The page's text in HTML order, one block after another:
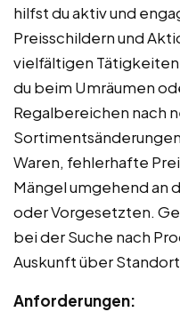
hilfst du aktiv und
Preisschildern und
vielfältigen
du beim Umräumen
Regalbereichen nach
Waren, fehlerhafte
Mängel umgehend an
oder Vorgesetzten.
bei der Suche nach
Auskunft über
Anforderungen: